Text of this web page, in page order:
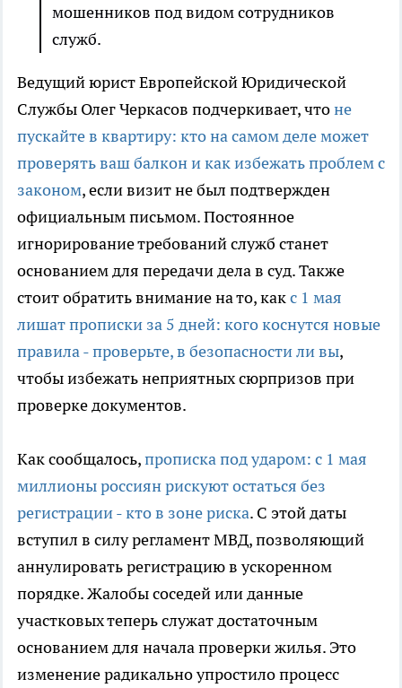
мошенников под видом сотрудников
служб.
Ведущий юрист Европейской Юридической
Службы Олег Черкасов подчеркивает, чтоне
пускайте в квартиру: кто на самом деле может
проверять ваш балкон и как избежать проблем с
законом, если визит не был подтвержден
официальным письмом. Постоянное
игнорирование требований служб станет
основанием для передачи дела в суд. Также
стоит обратить внимание на то, какс 1 мая
лишат прописки за 5 дней: кого коснутся новые
правила - проверьте, в безопасности ли вы,
чтобы избежать неприятных сюрпризов при
проверке документов.
Как сообщалось,прописка под ударом: с 1 мая
миллионы россиян рискуют остаться без
регистрации - кто в зоне риска. С этой даты
вступил в силу регламент МВД, позволяющий
аннулировать регистрацию в ускоренном
порядке. Жалобы соседей или данные
участковых теперь служат достаточным
основанием для начала проверки жилья. Это
изменение радикально упростило процесс